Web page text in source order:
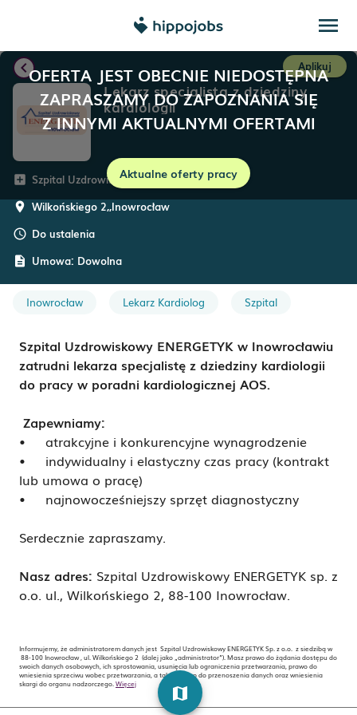
menu
OFERTA JEST OBECNIE NIEDOSTĘPNA
ZAPRASZAMY DO ZAPOZNANIA SIĘ
Z INNYMI AKTUALNYMI OFERTAMI
Aktualne oferty pracy
chevron_left Aplikuj
Lekarz specjalista z dziedziny
kardiologii
add_box Szpital Uzdrowiskowy ENERGETYK
room Wilkońskiego 2,,Inowrocław
schedule Do ustalenia
description Umowa: Dowolna
Inowrocław Lekarz Kardiolog Szpital
Szpital Uzdrowiskowy ENERGETYK w Inowrocławiu
zatrudni lekarza specjalistę z dziedziny kardiologii
do pracy w poradni kardiologicznej AOS.
Zapewniamy:
• atrakcyjne i konkurencyjne wynagrodzenie
• indywidualny i elastyczny czas pracy (kontrakt
lub umowa o pracę)
• najnowocześniejszy sprzęt diagnostyczny
Serdecznie zapraszamy.
Nasz adres: Szpital Uzdrowiskowy ENERGETYK sp. z
o.o. ul., Wilkońskiego 2, 88-100 Inowrocław.
Informujemy, że administratorem danych jest Szpital Uzdrowiskowy ENERGETYK Sp. z o.o. z siedzibą w
88-100 Inowrocław , ul. Wilkońskiego 2 (dalej jako „administrator”). Masz prawo do żądania dostępu do
swoich danych osobowych, ich sprostowania, usunięcia lub ograniczenia przetwarzania, prawo do
wniesienia sprzeciwu wobec przetwarzania, a także prawo do przenoszenia danych oraz wniesienia
skargi do organu nadzorczego. Więcej
map